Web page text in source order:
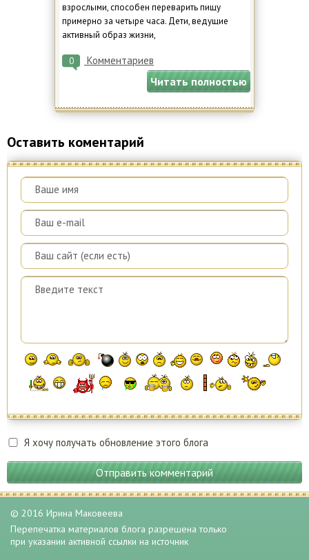
взрослыми, способен переварить пищу
примерно за четыре часа. Дети, ведущие
активный образ жизни,
0 Комментариев
Читать полностью
Оставить коментарий
Я хочу получать обновление этого блога
Отправить комментарий
© 2016 Ирина Маковеева
Перепечатка материалов блога разрешена только
при указании активной ссылки на источник